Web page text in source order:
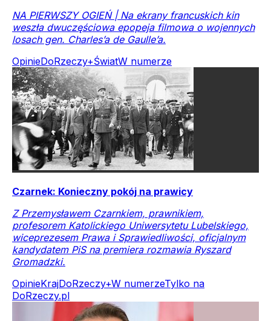
NA PIERWSZY OGIEŃ | Na ekrany francuskich kin
weszła dwuczęściowa epopeja filmowa o wojennych
losach gen. Charles’a de Gaulle’a.
OpinieDoRzeczy+ŚwiatW numerze
Czarnek: Konieczny pokój na prawicy
Z Przemysławem Czarnkiem, prawnikiem,
profesorem Katolickiego Uniwersytetu Lubelskiego,
wiceprezesem Prawa i Sprawiedliwości, oficjalnym
kandydatem PiS na premiera rozmawia Ryszard
Gromadzki.
OpinieKrajDoRzeczy+W numerzeTylko na
DoRzeczy.pl